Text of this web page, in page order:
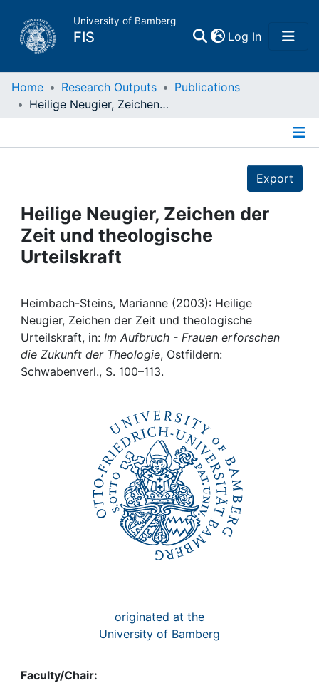
University of Bamberg
FIS Log In(current)
Home
Projects
People
Awards
My FIS
Home Research Outputs
Publications
Heilige Neugier, Zeichen der Zeit und theologische Urteilskraft
Export
Heilige Neugier, Zeichen der
Zeit und theologische
Urteilskraft
Heimbach-Steins, Marianne (2003): Heilige
Neugier, Zeichen der Zeit und theologische
Urteilskraft, in: Im Aufbruch - Frauen erforschen
die Zukunft der Theologie, Ostfildern:
Schwabenverl., S. 100–113.
originated at the
University of Bamberg
Faculty/Chair: